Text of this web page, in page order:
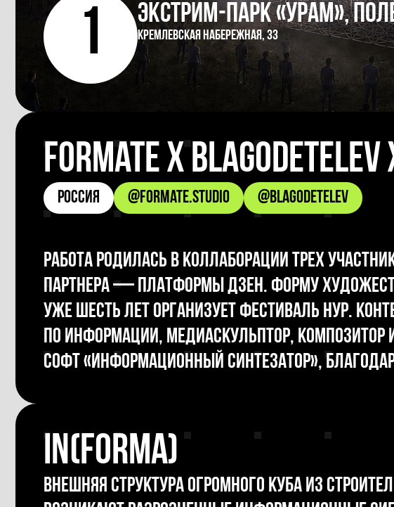
1 Экстрим-парк «УРАМ»,
Кремлевская набережная, 33
formate х Blagodetelev
Россия @formate.studio @blagodetelev
Работа родилась в коллаборации трех
партнера — платформы Дзен. Форму
уже шесть лет организует фестиваль НУР.
по информации, медиаскульптор, композитор
софт «Информационный синтезатор»,
IN(FORMA)
Внешняя структура огромного куба из